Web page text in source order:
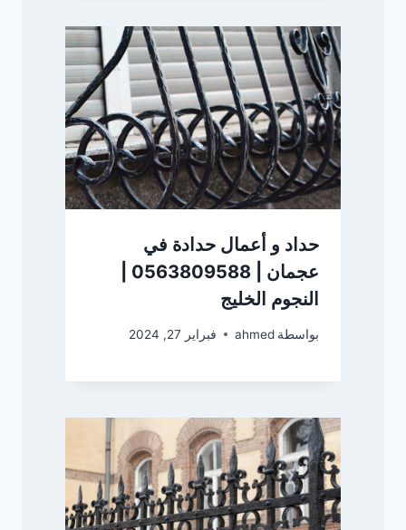
حداد و أعمال حدادة في
النجوم الخليج
بواسطة ahmed فبراير 27, 2024